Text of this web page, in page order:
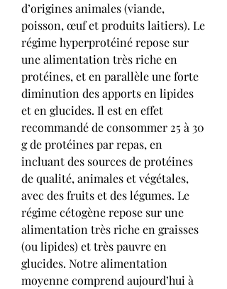
d’origines animales (viande,
poisson, œuf et produits laitiers). Le
régime hyperprotéiné repose sur
une alimentation très riche en
protéines, et en parallèle une forte
diminution des apports en lipides
et en glucides. Il est en effet
recommandé de consommer 25 à 30
g de protéines par repas, en
incluant des sources de protéines
de qualité, animales et végétales,
avec des fruits et des légumes. Le
régime cétogène repose sur une
alimentation très riche en graisses
(ou lipides) et très pauvre en
glucides. Notre alimentation
moyenne comprend aujourd’hui à